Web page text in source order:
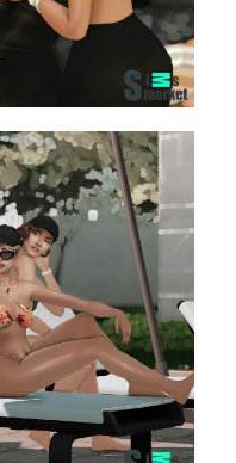
или
lazarusinashes для Sims 4